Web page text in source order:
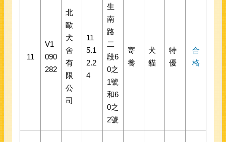
11
V1
090
282
北
歐
犬
舍
有
限
公
司
11
5.1
2.2
4
生
南
路
二
段6
0之
1號
和6
0之
2號
寄
養
犬
貓
特
優
合
格